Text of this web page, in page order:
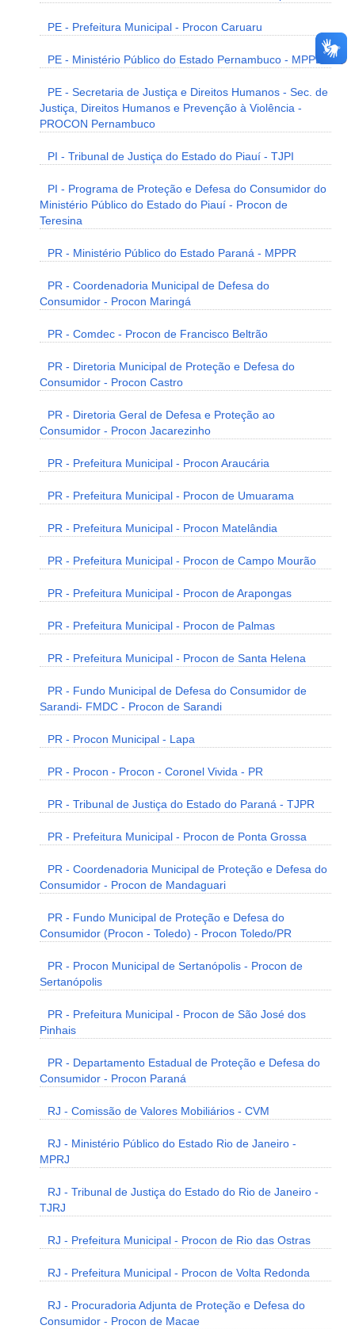
PE - Prefeitura Municipal - Procon Caruaru
PE - Ministério Público do Estado Pernambuco - MPPE
PE - Secretaria de Justiça e Direitos Humanos - Sec. de
Justiça, Direitos Humanos e Prevenção à Violência -
PROCON Pernambuco
PI - Tribunal de Justiça do Estado do Piauí - TJPI
PI - Programa de Proteção e Defesa do Consumidor do
Ministério Público do Estado do Piauí - Procon de
Teresina
PR - Ministério Público do Estado Paraná - MPPR
PR - Coordenadoria Municipal de Defesa do
Consumidor - Procon Maringá
PR - Comdec - Procon de Francisco Beltrão
PR - Diretoria Municipal de Proteção e Defesa do
Consumidor - Procon Castro
PR - Diretoria Geral de Defesa e Proteção ao
Consumidor - Procon Jacarezinho
PR - Prefeitura Municipal - Procon Araucária
PR - Prefeitura Municipal - Procon de Umuarama
PR - Prefeitura Municipal - Procon Matelândia
PR - Prefeitura Municipal - Procon de Campo Mourão
PR - Prefeitura Municipal - Procon de Arapongas
PR - Prefeitura Municipal - Procon de Palmas
PR - Prefeitura Municipal - Procon de Santa Helena
PR - Fundo Municipal de Defesa do Consumidor de
Sarandi- FMDC - Procon de Sarandi
PR - Procon Municipal - Lapa
PR - Procon - Procon - Coronel Vivida - PR
PR - Tribunal de Justiça do Estado do Paraná - TJPR
PR - Prefeitura Municipal - Procon de Ponta Grossa
PR - Coordenadoria Municipal de Proteção e Defesa do
Consumidor - Procon de Mandaguari
PR - Fundo Municipal de Proteção e Defesa do
Consumidor (Procon - Toledo) - Procon Toledo/PR
PR - Procon Municipal de Sertanópolis - Procon de
Sertanópolis
PR - Prefeitura Municipal - Procon de São José dos
Pinhais
PR - Departamento Estadual de Proteção e Defesa do
Consumidor - Procon Paraná
RJ - Comissão de Valores Mobiliários - CVM
RJ - Ministério Público do Estado Rio de Janeiro -
MPRJ
RJ - Tribunal de Justiça do Estado do Rio de Janeiro -
TJRJ
RJ - Prefeitura Municipal - Procon de Rio das Ostras
RJ - Prefeitura Municipal - Procon de Volta Redonda
RJ - Procuradoria Adjunta de Proteção e Defesa do
Consumidor - Procon de Macae